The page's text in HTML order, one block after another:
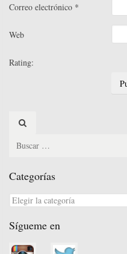
Correo electrónico *
Web
Rating:
Search
Categorías
Categorías
Sígueme en